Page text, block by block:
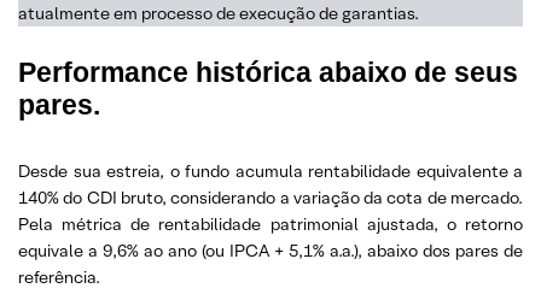
atualmente em processo de execução de garantias.
Performance histórica abaixo de seus
pares.
Desde sua estreia, o fundo acumula rentabilidade equivalente a
140% do CDI bruto, considerando a variação da cota de mercado.
Pela métrica de rentabilidade patrimonial ajustada, o retorno
equivale a 9,6% ao ano (ou IPCA + 5,1% a.a.), abaixo dos pares de
referência.